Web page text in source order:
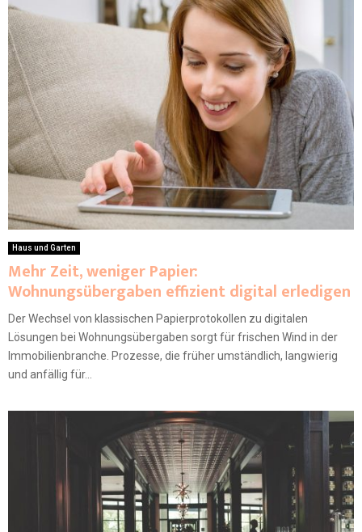
Haus und Garten
Mehr Zeit, weniger Papier:
Wohnungsübergaben effizient digital erledigen
Der Wechsel von klassischen Papierprotokollen zu digitalen
Lösungen bei Wohnungsübergaben sorgt für frischen Wind in der
Immobilienbranche. Prozesse, die früher umständlich, langwierig
und anfällig für...